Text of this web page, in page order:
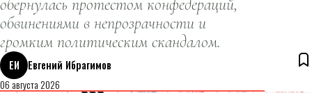
обернулась протестом конфедераций,
обвинениями в непрозрачности и
громким политическим скандалом.
ЕИ
Евгений Ибрагимов
06 августа 2026